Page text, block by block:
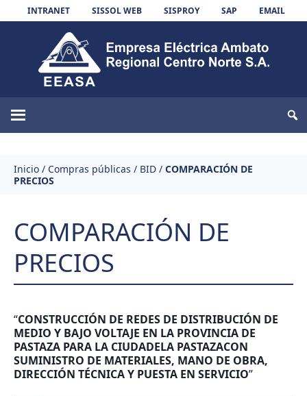
Skip to content
INTRANET SISSOL WEB SISPROY SAP EMAIL
EEASA
Inicio / Compras públicas / BID / COMPARACIÓN DE
PRECIOS
COMPARACIÓN DE
PRECIOS
“CONSTRUCCIÓN DE REDES DE DISTRIBUCIÓN DE
MEDIO Y BAJO VOLTAJE EN LA PROVINCIA DE
PASTAZA PARA LA CIUDADELA PASTAZACON
SUMINISTRO DE MATERIALES, MANO DE OBRA,
DIRECCIÓN TÉCNICA Y PUESTA EN SERVICIO”